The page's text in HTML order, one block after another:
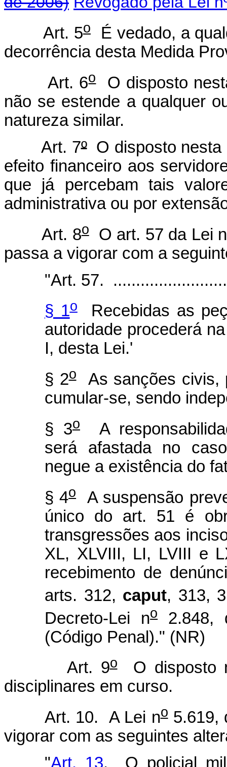
Art. 5o
É vedado, a
decorrência desta Medida
Art. 6oO disposto
não se estende a qualquer
natureza similar.
Art. 7ºO disposto nesta
efeito financeiro aos
que já percebam tais
administrativa ou por
Art. 8oO art. 57 da Lei n
passa a vigorar com a
"Art. 57.
§ 1oRecebidas as
autoridade procederá
I, desta Lei.'
§ 2oAs sanções civis,
cumular-se, sendo
§ 3o
A
será afastada no
negue a existência do
§ 4oA suspensão
único do art. 51 é
transgressões aos
XL, XLVIII, LI, LVIII e
recebimento de
arts. 312, caput, 313,
Decreto-Lei no2.848,
(Código Penal)." (NR)
Art. 9oO disposto
disciplinares em curso.
Art. 10. A Lei no5.619,
vigorar com as seguintes
"Art. 13. O policial